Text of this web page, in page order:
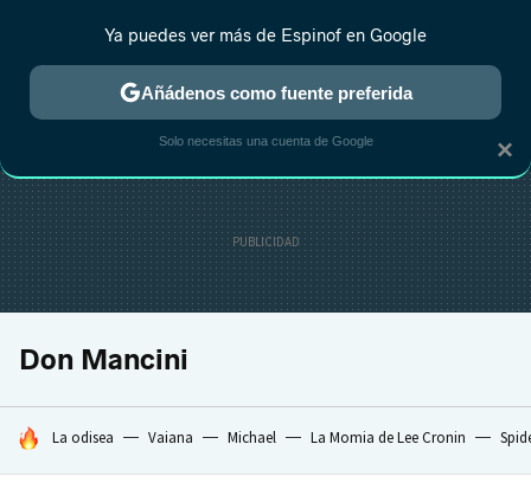
ESTRENOS REALITY ANIME RANKINGS CINE
Don Mancini
HOY SE HABLA DE
La odisea Vaiana Michael La Momia de Lee Cronin
×
Ya puedes ver más de Espinof en Google
Añádenos como fuente preferida
Solo necesitas una cuenta de Google